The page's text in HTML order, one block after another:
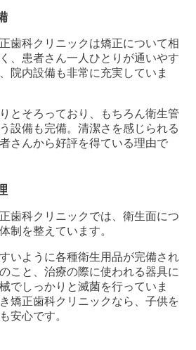
歯科クリニックは矯正について相
、患者さん一人ひとりが通いやす
院内設備も非常に充実していま
とそろっており、もちろん衛生管
設備も完備。清潔さを感じられる
さんから好評を得ている理由で
歯科クリニックでは、衛生面につ
制を整えています。
いように各種衛生用品が完備され
こと、治療の際に使われる器具に
でしっかりと滅菌を行っていま
矯正歯科クリニックなら、子供を
安心です。